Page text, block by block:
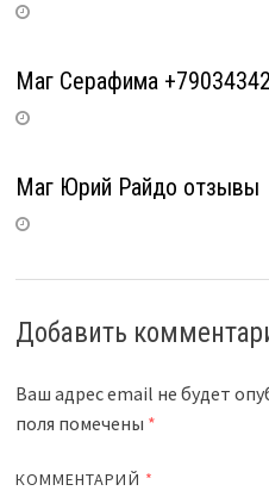
Маг Серафима
Маг Юрий Райдо отзывы
Добавить
Ваш адрес email не будет
поля помечены *
КОММЕНТАРИЙ *